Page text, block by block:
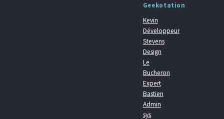
Geekotation
Kevin
Développeur
Stevens
Design
Le
Bucheron
Expert
Bastien
Admin
sys